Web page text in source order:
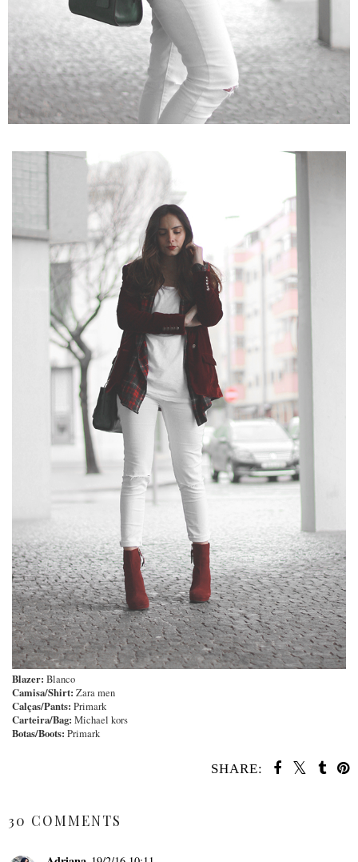
Blazer: Blanco
Camisa/Shirt: Zara men
Calças/Pants: Primark
Carteira/Bag: Michael kors
Botas/Boots: Primark
SHARE:
30 COMMENTS